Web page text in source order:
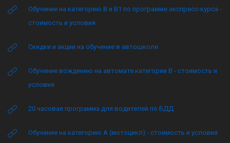
Обучение на категорию B и B1 по программе экспресс-курса -
стоимость и условия
Скидки и акции на обучение в автошколе
Обучение вождению на автомате категории B - стоимость и
условия
20 часовая программа для водителей по БДД
Обучение на категорию А (мотоцикл) - стоимость и условия